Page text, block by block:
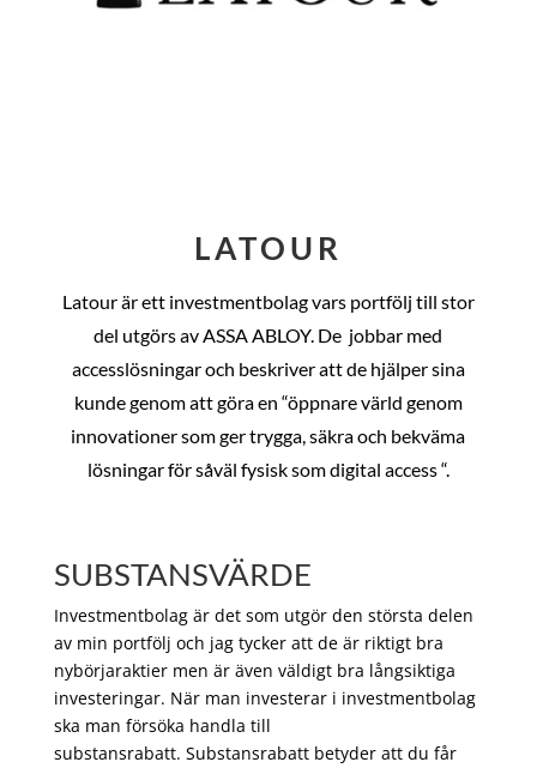
LATOUR
Latour är ett investmentbolag vars portfölj till stor
del utgörs av ASSA ABLOY. De jobbar med
accesslösningar och beskriver att de hjälper sina
kunde genom att göra en “öppnare värld genom
innovationer som ger trygga, säkra och bekväma
lösningar för såväl fysisk som digital access “.
SUBSTANSVÄRDE
Investmentbolag är det som utgör den största delen
av min portfölj och jag tycker att de är riktigt bra
nybörjaraktier men är även väldigt bra långsiktiga
investeringar. När man investerar i investmentbolag
ska man försöka handla till
substansrabatt. Substansrabatt betyder att du får